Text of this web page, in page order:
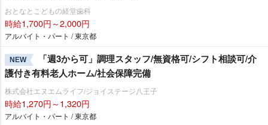
おとなとこどもの経堂歯科
時給1,700円～2,000円
アルバイト・パート / 東京都
NEW
「週3から可」調理スタッフ/無資格可/シフト相談可/介
護付き有料老人ホーム/社会保障完備
株式会社エヌエムライフ/ジョイステージ八王子
時給1,270円～1,320円
アルバイト・パート / 東京都